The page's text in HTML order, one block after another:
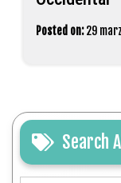
Posted on: 29
Search